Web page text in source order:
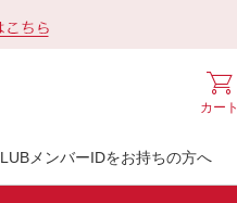
カート
メンバーIDをお持ちの方へ